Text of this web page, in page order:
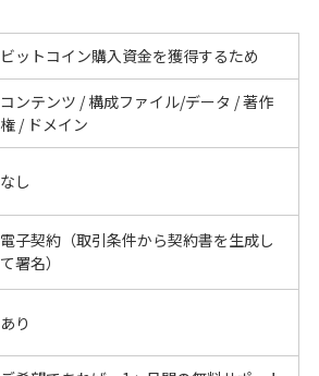
ビットコイン購入資金を獲得するため
コンテンツ / 構成ファイル/データ / 著作
権 / ドメイン
なし
電子契約（取引条件から契約書を生成し
て署名）
あり